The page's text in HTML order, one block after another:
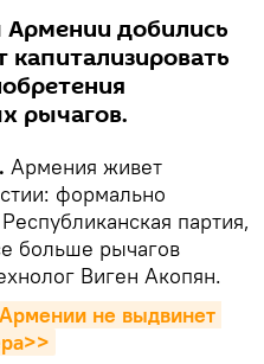
добились
капитализировать
рычагов.
Армения живет
формально
партия,
больше рычагов
Виген Акопян.
не выдвинет